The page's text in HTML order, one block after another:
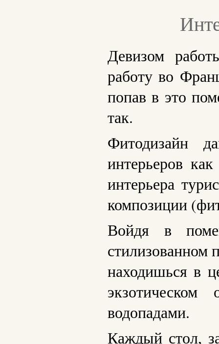
Девизом
работу во
попав в это
так.
Фитодизайн
интерьеров
интерьера
композиции
Войдя в
стилизованном
находишься в
водопадами.
Каждый стол,